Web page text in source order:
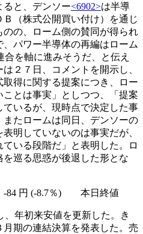
ると、デンソー<6902>は半導
（株式公開買い付け）を通じ
の、ローム側の賛同が得られ
パワー半導体の再編はローム
合を軸に進みそうだ、と伝え
２７日、コメントを開示し、
取得に関する提案につき、ロー
とは事実」としつつ、「提案
いるが、現時点で決定した事
たロームは同日、デンソーの
明していないのは事実だが、
いる段階だ」と表明した。ロ
巡る思惑が後退した形とな
-84 円 (-8.7％) 本日終値
、年初来安値を更新した。き
月期の連結決算を発表した。売